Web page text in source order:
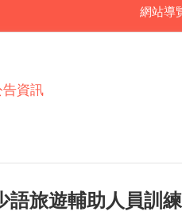
網站導
告資訊
語旅遊輔助人員訓